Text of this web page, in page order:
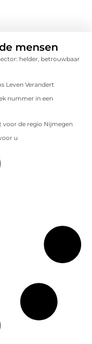
mensen
helder, betrouwbaar
Leven Verandert
nummer in een
voor de regio Nijmegen
u